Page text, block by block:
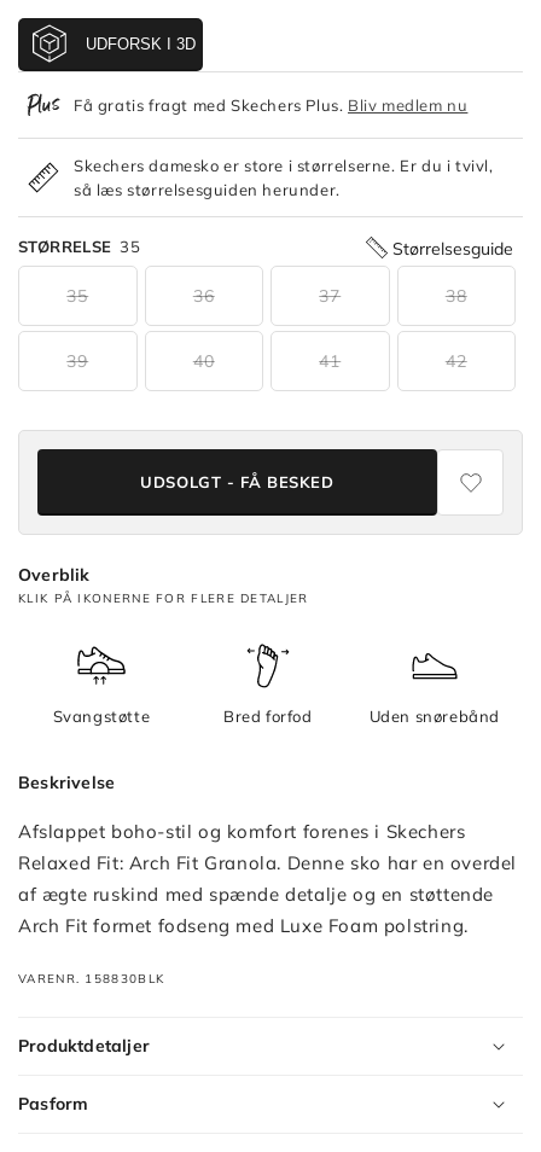
Få gratis fragt med Skechers Plus. Bliv medlem nu
Skechers damesko er store i størrelserne. Er du i tvivl,
så læs størrelsesguiden herunder.
STØRRELSE 35 Størrelsesguide
35 36 37 38
39 40 41 42
UDSOLGT - FÅ BESKED
Overblik
KLIK PÅ IKONERNE FOR FLERE DETALJER
Svangstøtte Bred forfod Uden snørebånd
Beskrivelse
Afslappet boho-stil og komfort forenes i Skechers
Relaxed Fit: Arch Fit Granola. Denne sko har en overdel
af ægte ruskind med spænde detalje og en støttende
Arch Fit formet fodseng med Luxe Foam polstring.
VARENR. 158830BLK
Produktdetaljer
Pasform